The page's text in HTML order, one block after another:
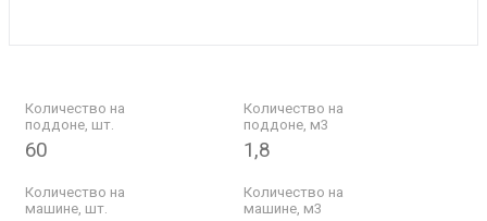
Количество на
поддоне, шт.
60
Количество на
поддоне, м3
1,8
Количество на
машине, шт.
Количество на
машине, м3